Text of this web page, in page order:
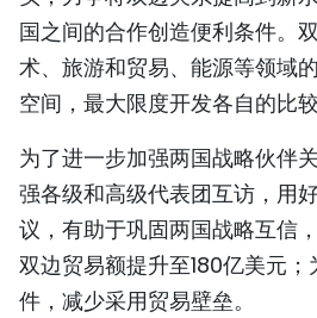
国之间的合作创造便利条件。
术、旅游和贸易、能源等领域
空间，最大限度开发各自的比较
为了进一步加强两国战略伙伴
强各级和高级代表团互访，用
议，有助于巩固两国战略互信
双边贸易额提升至180亿美元
件，减少采用贸易壁垒。